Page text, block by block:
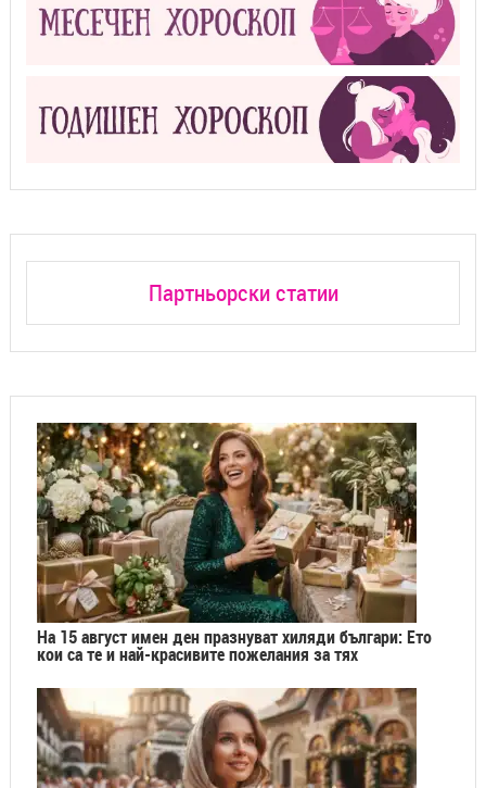
Партньорски статии
На 15 август имен ден празнуват хиляди българи: Ето
кои са те и най-красивите пожелания за тях